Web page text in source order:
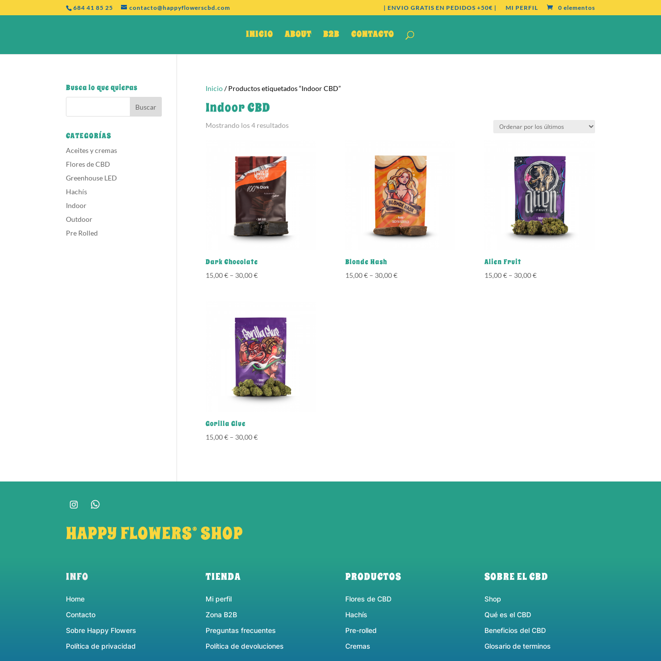
684 41 85 25 contacto@happyflowerscbd.com | ENVIO GRATIS EN PEDIDOS +50€ | MI PERFIL 0 elementos
INICIO ABOUT B2B CONTACTO
Inicio/ Productos etiquetados “Indoor CBD”
Indoor CBD
Mostrando los 4 resultadosOrdenado
Dark Chocolate
15,00€– 30,00€
Blonde Hash
15,00€– 30,00€
Alien Fruit
15,00€ – 30,00€
Gorilla Glue
15,00€– 30,00€
Busca lo que quieras
CATEGORÍAS
Aceites y cremas
Flores de CBD
Greenhouse LED
Hachís
Indoor
Outdoor
Pre Rolled
HAPPY FLOWERS® SHOP
INFO
Home
Contacto
Sobre Happy Flowers
Política de privacidad
TIENDA
Mi perfil
Zona B2B
Preguntas frecuentes
Política de devoluciones
PRODUCTOS
Flores de CBD
Hachís
Pre-rolled
Cremas
SOBRE EL CBD
Shop
Qué es el CBD
Beneficios del CBD
Glosario de terminos